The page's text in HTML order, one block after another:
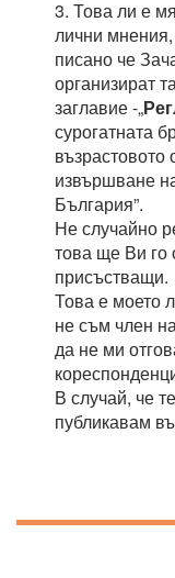
3. Това ли е
лични
писано че
организират
заглавие -„
сурогатната
възрастовото
извършване
България”.
Не случайно
това ще Ви го
присъстващи.
Това е моето
не съм член
да не ми
В случай, че
публикавам